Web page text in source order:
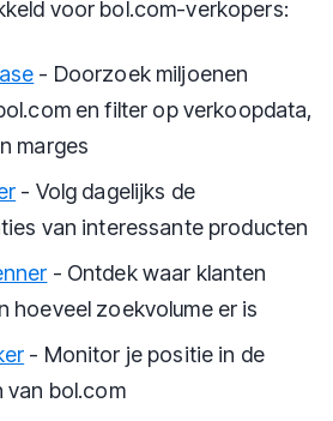
voor bol.com-verkopers:
- Doorzoek miljoenen
en filter op verkoopdata,
marges
- Volg dagelijks de
van interessante producten
- Ontdek waar klanten
hoeveel zoekvolume er is
- Monitor je positie in de
van bol.com